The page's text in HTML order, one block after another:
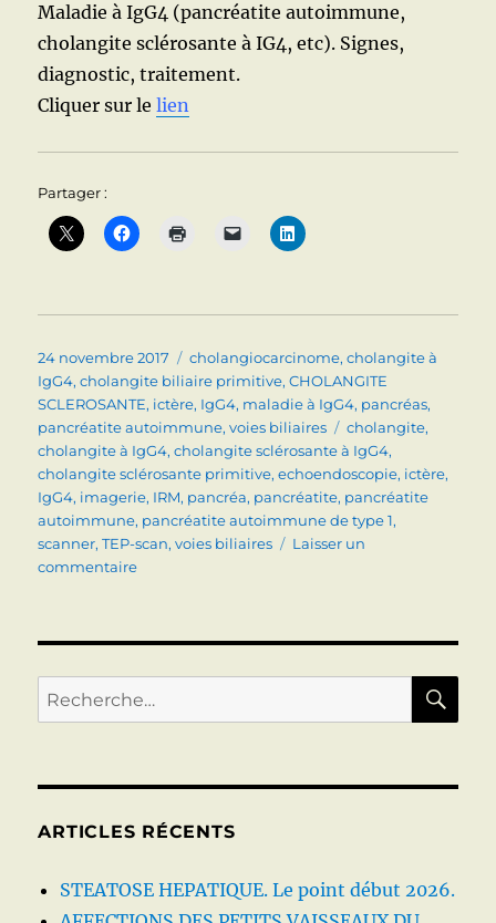
Maladie à IgG4 (pancréatite autoimmune,
cholangite sclérosante à IG4, etc). Signes,
diagnostic, traitement.
Cliquer sur lelien
Partager :
Publié
le
24 novembre 2017 Catégories
cholangiocarcinome,cholangite à
IgG4,cholangite biliaire primitive,CHOLANGITE
SCLEROSANTE, ictère, IgG4, maladie à IgG4, pancréas,
pancréatite autoimmune,voies biliaires Étiquettes
cholangite,
cholangite à IgG4,cholangite sclérosante à IgG4,
cholangite sclérosante primitive,echoendoscopie, ictère,
IgG4, imagerie, IRM, pancréa, pancréatite, pancréatite
autoimmune, pancréatite autoimmune de type 1,
scanner,TEP-scan,voies biliaires
Laisser un
commentairesur
cholangite,
etc…).
Signes,
Recherche
pour :
ARTICLES RÉCENTS
STEATOSE HEPATIQUE. Le point début 2026.